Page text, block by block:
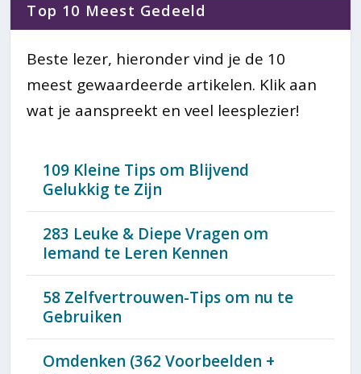
Top 10 Meest Gedeeld
Beste lezer, hieronder vind je de 10
meest gewaardeerde artikelen. Klik aan
wat je aanspreekt en veel leesplezier!
109 Kleine Tips om Blijvend
Gelukkig te Zijn
283 Leuke & Diepe Vragen om
Iemand te Leren Kennen
58 Zelfvertrouwen-Tips om nu te
Gebruiken
Omdenken (362 Voorbeelden +